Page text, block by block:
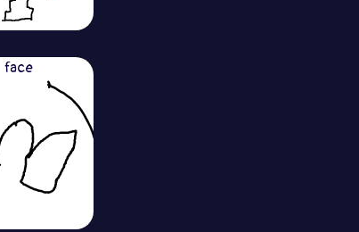
face